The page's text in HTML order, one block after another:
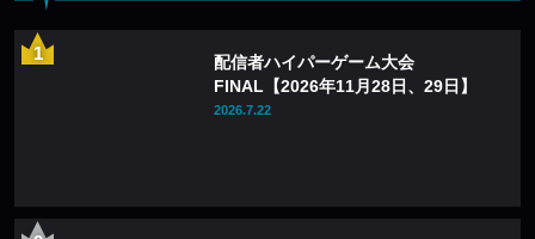
配信者ハイパーゲーム大会
FINAL【2026年11月28日、29日】
2026.7.22